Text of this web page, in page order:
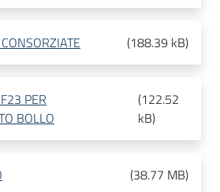
(188.39 kB)
PER
BOLLO
(122.52
kB)
(38.77 MB)